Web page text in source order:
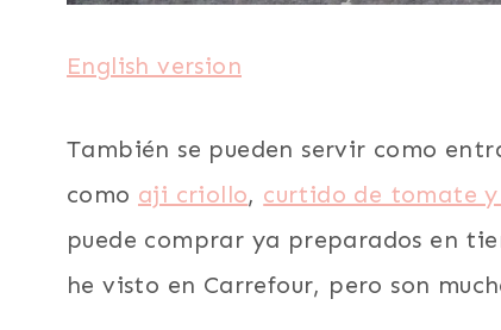
English version
También se pueden servir como
como aji criollo, curtido de tomate
puede comprar ya preparados en
he visto en Carrefour, pero son